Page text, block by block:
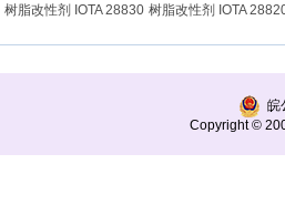
树脂改性剂 IOTA 28830 树脂改性剂 IOTA 28820
皖
Copyright ©